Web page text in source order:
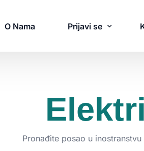
O Nama Prijavi se
Domaća Radna Snaga
Pronađite posao u